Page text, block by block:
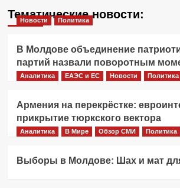
Тематические новости:
Новости Политика
В Молдове объединение
партий назвали поворотным
Аналитика ЕАЭС и ЕС Новости Политика
Армения на перекрёстке:
прикрытие тюркского вектора
Аналитика В Мире Обзор СМИ Политика
Выборы в Молдове: Шах и мат